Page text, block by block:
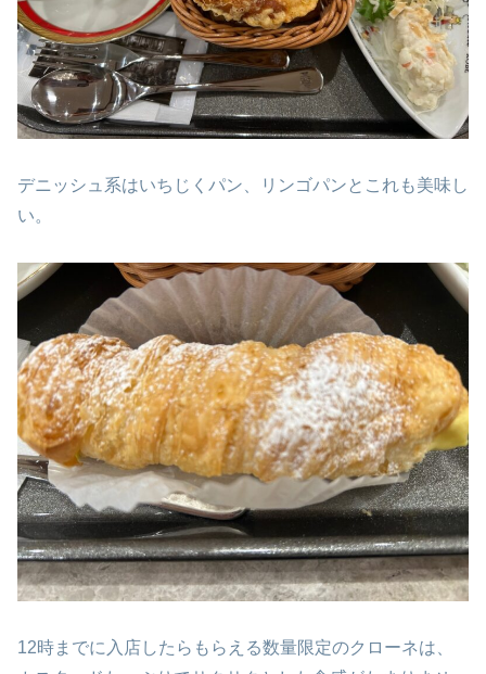
デニッシュ系はいちじくパン、リンゴパンとこれも美味し
い。
12時までに入店したらもらえる数量限定のクローネは、